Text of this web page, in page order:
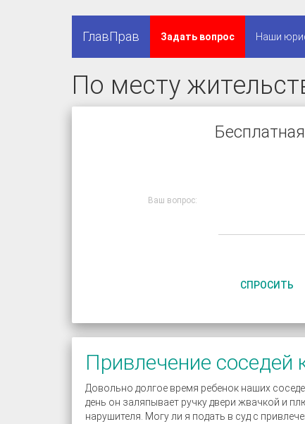
ГлавПрав Задать вопрос Наши
По месту
Ваш вопрос:
СПРОСИТЬ
Привлечение соседей
Довольно долгое время ребенок наших
день он заляпывает ручку двери жвачкой и
нарушителя. Могу ли я подать в суд с